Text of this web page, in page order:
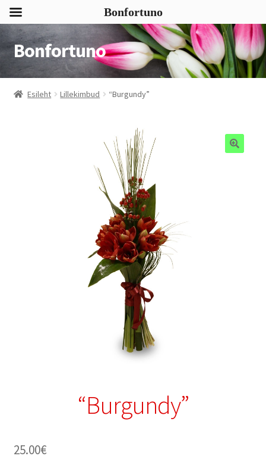
Liigu
navigeerimisele
Liigu
sisu
juurde
Bonfortuno
Esileht Lillekimbud “Burgundy”
“Burgundy”
25.00€
Bonfortuno